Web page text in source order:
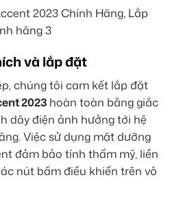
và lắp đặt
chúng tôi cam kết lắp đặt
2023 hoàn toàn bằng giắc
dây điện ảnh hưởng tới hệ
Việc sử dụng mặt dưỡng
đảm bảo tính thẩm mỹ, liền
nút bấm điều khiển trên vô